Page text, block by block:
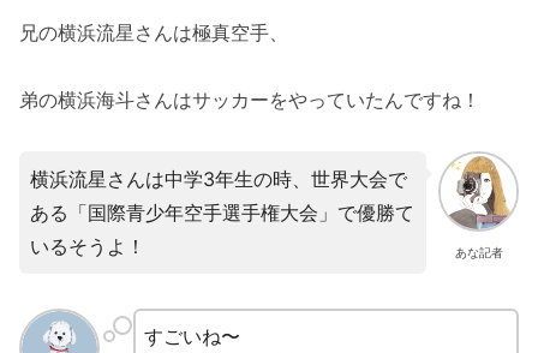
兄の横浜流星さんは極真空手、
弟の横浜海斗さんはサッカーをやっていたんですね！
あな記者
横浜流星さんは中学3年生の時、世界大会で
ある「国際青少年空手選手権大会」で優勝て
いるそうよ！
すごいね〜